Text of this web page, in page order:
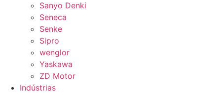
Sanyo Denki
Seneca
Senke
Sipro
wenglor
Yaskawa
ZD Motor
Indústrias